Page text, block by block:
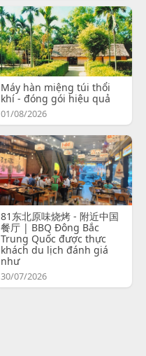
Máy hàn miệng túi thổi
khí - đóng gói hiệu quả
01/08/2026
81东北原味烧烤 - 附近中国
餐厅 | BBQ Đông Bắc
Trung Quốc được thực
khách du lịch đánh giá
như
30/07/2026